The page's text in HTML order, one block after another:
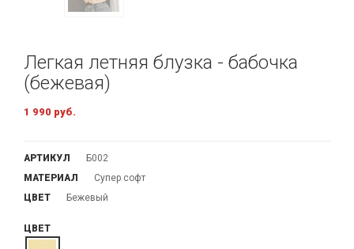
Легкая летняя блузка - бабочка
(бежевая)
1 990 руб.
АРТИКУЛ
Б002
МАТЕРИАЛ
Супер софт
ЦВЕТ
Бежевый
ЦВЕТ